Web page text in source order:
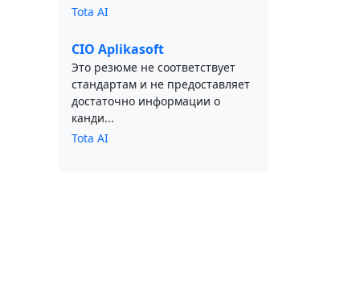
Tota AI
CIO Aplikasoft
Это резюме не соответствует
стандартам и не предоставляет
достаточно информации о
канди...
Tota AI